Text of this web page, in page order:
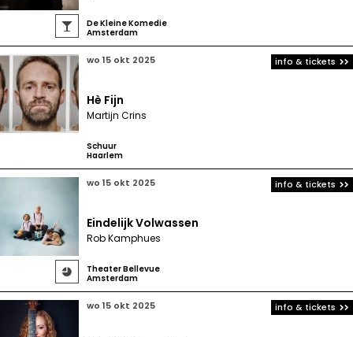

De Kleine Komedie
Amsterdam
wo 15 okt 2025
Hè Fijn
Martijn Crins
Schuur
Haarlem
info & tickets

wo 15 okt 2025
Eindelijk Volwassen
Rob Kamphues
Theater Bellevue
Amsterdam
info & tickets
wo 15 okt 2025 info & tickets